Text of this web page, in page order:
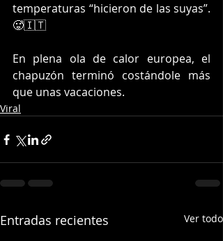
temperaturas “hicieron de las suyas”.
🥵🇮🇹
En plena ola de calor europea, el
chapuzón terminó costándole más
que unas vacaciones.
Viral
Entradas recientes Ver todo